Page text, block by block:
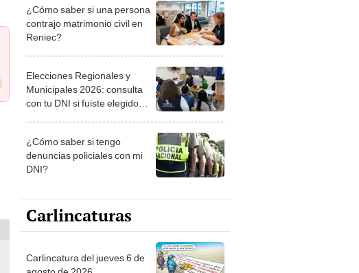
¿Cómo saber si una persona
contrajo matrimonio civil en
Reniec?
Elecciones Regionales y
Municipales 2026: consulta
con tu DNI si fuiste elegido
la ONPE
¿Cómo saber si tengo
denuncias policiales con mi
DNI?
Carlincaturas
Carlincatura del jueves 6 de